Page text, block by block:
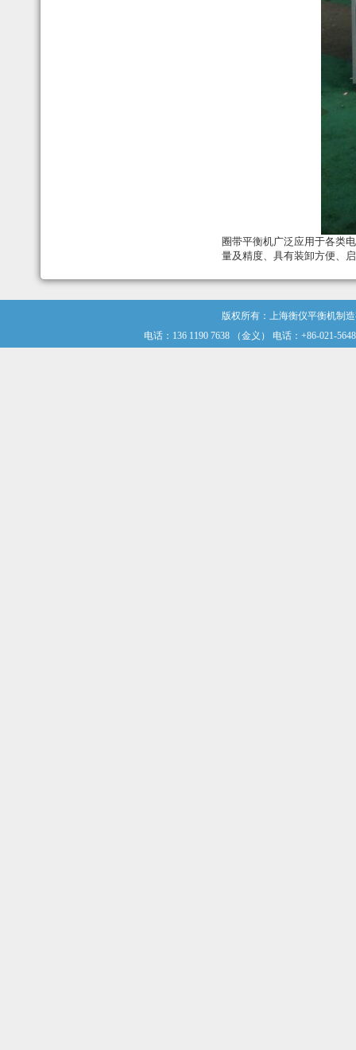
圈带平衡机广泛应用于各类
量及精度、具有装卸方便、
版权所有：上海衡仪平衡机制
电话：136 1190 7638 （金义） 电话：+86-021-